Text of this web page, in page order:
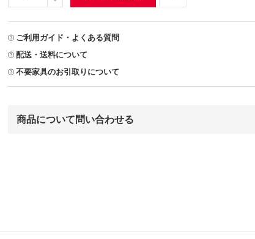
ご利用ガイド・よくある質問
配送・送料について
不要家具のお引取りについて
商品について問い合わせる